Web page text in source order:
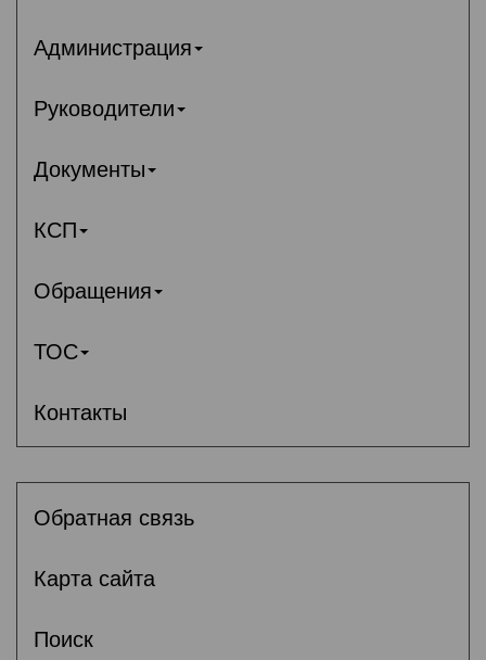
Администрация
Руководители
Документы
КСП
Обращения
ТОС
Контакты
Обратная связь
Карта сайта
Поиск